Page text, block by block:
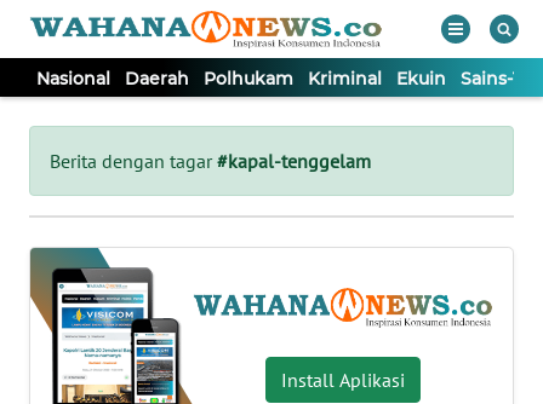
Nasional Daerah Polhukam Kriminal Ekuin Sains-
Berita dengan tagar#kapal-tenggelam
Install Aplikasi
Tutup
NASIONAL
DAERAH
POLHUKAM